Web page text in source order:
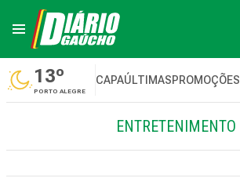
13º
PORTO ALEGRE
CAPAÚLTIMASPROMOÇÕES
ENTRETENIMENTO